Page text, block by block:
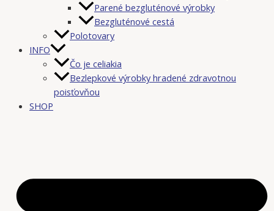
Parené bezgluténové výrobky
Bezgluténové cestá
Polotovary
INFO
Čo je celiakia
Bezlepkové výrobky hradené zdravotnou
poisťovňou
SHOP